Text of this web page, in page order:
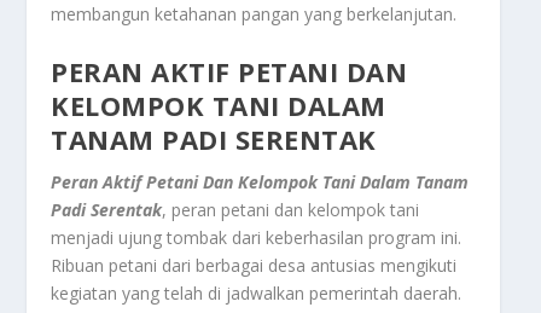
membangun ketahanan pangan yang berkelanjutan.
PERAN AKTIF PETANI DAN
KELOMPOK TANI DALAM
TANAM PADI SERENTAK
Peran Aktif Petani Dan Kelompok Tani Dalam Tanam
Padi Serentak, peran petani dan kelompok tani
menjadi ujung tombak dari keberhasilan program ini.
Ribuan petani dari berbagai desa antusias mengikuti
kegiatan yang telah di jadwalkan pemerintah daerah.